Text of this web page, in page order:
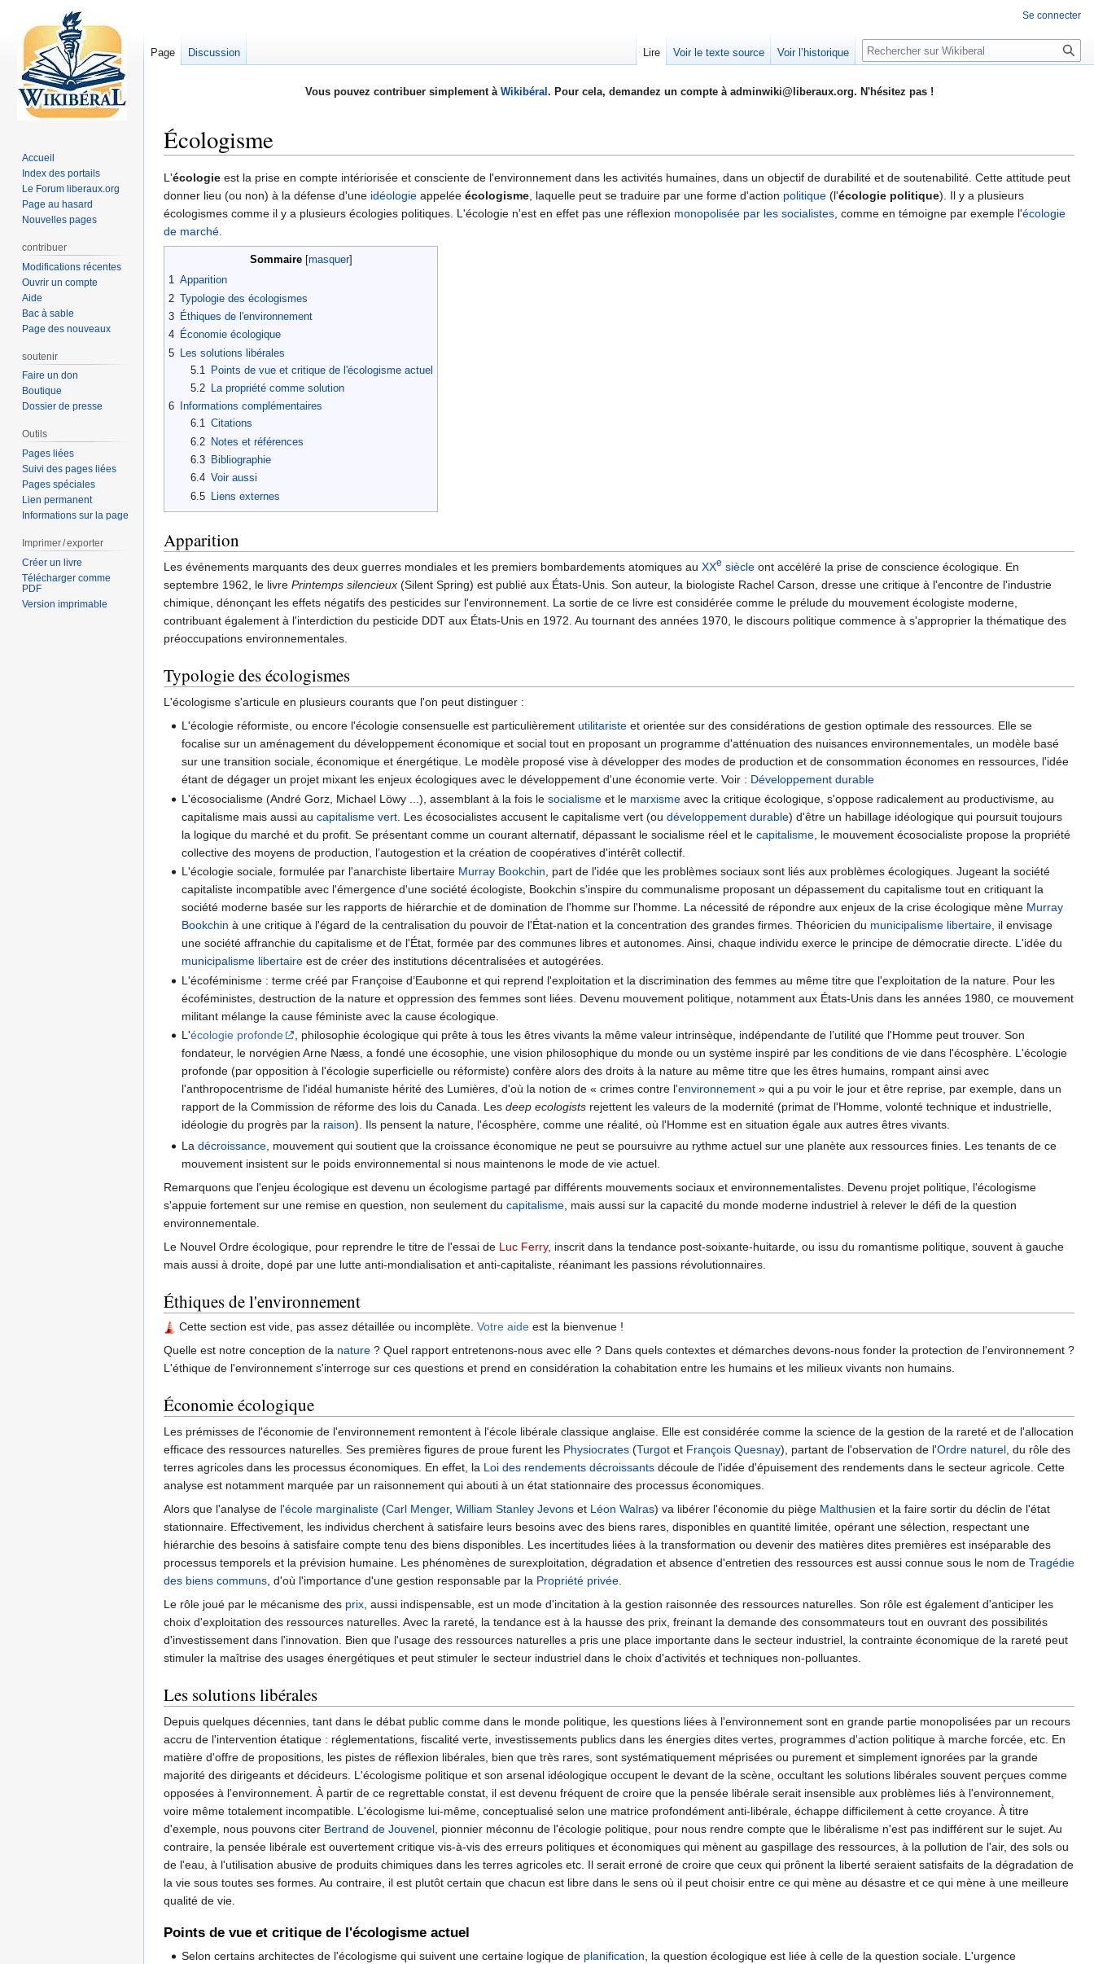
Vous pouvez contribuer simplement à Wikibéral . Pour cela, demandez un compte à adminwiki@liberaux.org. N'hésitez pas !
Écologisme
Aller
à
la
navigation
Aller
à
la
recherche
L'écologie est la prise en compte intériorisée et consciente de l'environnement dans les activités humaines, dans un objectif de durabilité et de soutenabilité. Cette attitude peut
donner lieu (ou non) à la défense d'une idéologie appelée écologisme, laquelle peut se traduire par une forme d'action politique (l'écologie politique). Il y a plusieurs
écologismes comme il y a plusieurs écologies politiques. L'écologie n'est en effet pas une réflexion monopolisée par les socialistes, comme en témoigne par exemple l'écologie
de marché.
Sommaire
1 Apparition
2 Typologie des écologismes
3 Éthiques de l'environnement
4 Économie écologique
5
Les solutions libérales
5.1
Points de vue et critique de l'écologisme actuel
5.2
La propriété comme solution
6
Informations complémentaires
6.1 Citations
6.2
Notes et références
6.3
Bibliographie
6.4 Voir aussi
6.5 Liens externes
Apparition
Les événements marquants des deux guerres mondiales et les premiers bombardements atomiques au XXe siècle ont accéléré la prise de conscience écologique. En
septembre 1962, le livre Printemps silencieux (Silent Spring) est publié aux États-Unis. Son auteur, la biologiste Rachel Carson, dresse une critique à l'encontre de l'industrie
chimique, dénonçant les effets négatifs des pesticides sur l'environnement. La sortie de ce livre est considérée comme le prélude du mouvement écologiste moderne,
contribuant également à l'interdiction du pesticide DDT aux États-Unis en 1972. Au tournant des années 1970, le discours politique commence à s'approprier la thématique des
préoccupations environnementales.
Typologie des écologismes
L'écologisme s'articule en plusieurs courants que l'on peut distinguer :
L'écologie réformiste, ou encore l'écologie consensuelle est particulièrementutilitariste et orientée sur des considérations de gestion optimale des ressources. Elle se
focalise sur un aménagement du développement économique et social tout en proposant un programme d'atténuation des nuisances environnementales, un modèle basé
sur une transition sociale, économique et énergétique. Le modèle proposé vise à développer des modes de production et de consommation économes en ressources, l'idée
étant de dégager un projet mixant les enjeux écologiques avec le développement d'une économie verte. Voir : Développement durable
L'écosocialisme (André Gorz, Michael Löwy ...), assemblant à la fois lesocialisme et le marxisme avec la critique écologique, s'oppose radicalement au productivisme, au
capitalisme mais aussi aucapitalisme vert . Les écosocialistes accusent le capitalisme vert (oudéveloppement durable) d'être un habillage idéologique qui poursuit toujours
la logique du marché et du profit. Se présentant comme un courant alternatif, dépassant le socialisme réel et lecapitalisme , le mouvement écosocialiste propose la propriété
collective des moyens de production, l’autogestion et la création de coopératives d'intérêt collectif.
L'écologie sociale, formulée par l'anarchiste libertaire Murray Bookchin, part de l'idée que les problèmes sociaux sont liés aux problèmes écologiques. Jugeant la société
capitaliste incompatible avec l'émergence d'une société écologiste, Bookchin s'inspire du communalisme proposant un dépassement du capitalisme tout en critiquant la
société moderne basée sur les rapports de hiérarchie et de domination de l'homme sur l'homme. La nécessité de répondre aux enjeux de la crise écologique mène Murray
Bookchin à une critique à l'égard de la centralisation du pouvoir de l'État-nation et la concentration des grandes firmes. Théoricien du municipalisme libertaire, il envisage
une société affranchie du capitalisme et de l'État, formée par des communes libres et autonomes. Ainsi, chaque individu exerce le principe de démocratie directe. L'idée du
municipalisme libertaire est de créer des institutions décentralisées et autogérées.
L'écoféminisme : terme créé par Françoise d’Eaubonne et qui reprend l'exploitation et la discrimination des femmes au même titre que l'exploitation de la nature. Pour les
écoféministes, destruction de la nature et oppression des femmes sont liées. Devenu mouvement politique, notamment aux États-Unis dans les années 1980, ce mouvement
militant mélange la cause féministe avec la cause écologique.
L'écologie profonde
, philosophie écologique qui prête à tous les êtres vivants la même valeur intrinsèque, indépendante de l’utilité que l'Homme peut trouver. Son
fondateur, le norvégien Arne Næss, a fondé une écosophie, une vision philosophique du monde ou un système inspiré par les conditions de vie dans l'écosphère. L'écologie
profonde (par opposition à l'écologie superficielle ou réformiste) confère alors des droits à la nature au même titre que les êtres humains, rompant ainsi avec
l'anthropocentrisme de l'idéal humaniste hérité des Lumières, d'où la notion de « crimes contre l'environnement » qui a pu voir le jour et être reprise, par exemple, dans un
rapport de la Commission de réforme des lois du Canada. Lesdeep ecologists rejettent les valeurs de la modernité (primat de l'Homme, volonté technique et industrielle,
idéologie du progrès par la raison). Ils pensent la nature, l'écosphère, comme une réalité, où l'Homme est en situation égale aux autres êtres vivants.
Ladécroissance, mouvement qui soutient que la croissance économique ne peut se poursuivre au rythme actuel sur une planète aux ressources finies. Les tenants de ce
mouvement insistent sur le poids environnemental si nous maintenons le mode de vie actuel.
Remarquons que l'enjeu écologique est devenu un écologisme partagé par différents mouvements sociaux et environnementalistes. Devenu projet politique, l'écologisme
s'appuie fortement sur une remise en question, non seulement du capitalisme, mais aussi sur la capacité du monde moderne industriel à relever le défi de la question
environnementale.
Le Nouvel Ordre écologique, pour reprendre le titre de l'essai de Luc Ferry, inscrit dans la tendance post-soixante-huitarde, ou issu du romantisme politique, souvent à gauche
mais aussi à droite, dopé par une lutte anti-mondialisation et anti-capitaliste, réanimant les passions révolutionnaires.
Éthiques de l'environnement
Cette section est vide, pas assez détaillée ou incomplète. Votre aide est la bienvenue !
Quelle est notre conception de la nature ? Quel rapport entretenons-nous avec elle ? Dans quels contextes et démarches devons-nous fonder la protection de l'environnement ?
L'éthique de l'environnement s'interroge sur ces questions et prend en considération la cohabitation entre les humains et les milieux vivants non humains.
Économie écologique
Les prémisses de l'économie de l'environnement remontent à l'école libérale classique anglaise. Elle est considérée comme la science de la gestion de la rareté et de l'allocation
efficace des ressources naturelles. Ses premières figures de proue furent les Physiocrates (Turgot et François Quesnay), partant de l'observation de l'Ordre naturel, du rôle des
terres agricoles dans les processus économiques. En effet, la Loi des rendements décroissants découle de l'idée d'épuisement des rendements dans le secteur agricole. Cette
analyse est notamment marquée par un raisonnement qui abouti à un état stationnaire des processus économiques.
Alors que l'analyse de l'école marginaliste (Carl Menger, William Stanley Jevons et Léon Walras) va libérer l'économie du piège Malthusien et la faire sortir du déclin de l'état
stationnaire. Effectivement, les individus cherchent à satisfaire leurs besoins avec des biens rares, disponibles en quantité limitée, opérant une sélection, respectant une
hiérarchie des besoins à satisfaire compte tenu des biens disponibles. Les incertitudes liées à la transformation ou devenir des matières dites premières est inséparable des
processus temporels et la prévision humaine. Les phénomènes de surexploitation, dégradation et absence d'entretien des ressources est aussi connue sous le nom de Tragédie
des biens communs, d'où l'importance d'une gestion responsable par la Propriété privée.
Le rôle joué par le mécanisme des prix, aussi indispensable, est un mode d'incitation à la gestion raisonnée des ressources naturelles. Son rôle est également d'anticiper les
choix d'exploitation des ressources naturelles. Avec la rareté, la tendance est à la hausse des prix, freinant la demande des consommateurs tout en ouvrant des possibilités
d'investissement dans l'innovation. Bien que l'usage des ressources naturelles a pris une place importante dans le secteur industriel, la contrainte économique de la rareté peut
stimuler la maîtrise des usages énergétiques et peut stimuler le secteur industriel dans le choix d'activités et techniques non-polluantes.
Les solutions libérales
Depuis quelques décennies, tant dans le débat public comme dans le monde politique, les questions liées à l'environnement sont en grande partie monopolisées par un recours
accru de l'intervention étatique : réglementations, fiscalité verte, investissements publics dans les énergies dites vertes, programmes d'action politique à marche forcée, etc. En
matière d'offre de propositions, les pistes de réflexion libérales, bien que très rares, sont systématiquement méprisées ou purement et simplement ignorées par la grande
majorité des dirigeants et décideurs. L'écologisme politique et son arsenal idéologique occupent le devant de la scène, occultant les solutions libérales souvent perçues comme
opposées à l'environnement. À partir de ce regrettable constat, il est devenu fréquent de croire que la pensée libérale serait insensible aux problèmes liés à l'environnement,
voire même totalement incompatible. L'écologisme lui-même, conceptualisé selon une matrice profondément anti-libérale, échappe difficilement à cette croyance. À titre
d'exemple, nous pouvons citer Bertrand de Jouvenel, pionnier méconnu de l'écologie politique, pour nous rendre compte que le libéralisme n'est pas indifférent sur le sujet. Au
contraire, la pensée libérale est ouvertement critique vis-à-vis des erreurs politiques et économiques qui mènent au gaspillage des ressources, à la pollution de l'air, des sols ou
de l'eau, à l'utilisation abusive de produits chimiques dans les terres agricoles etc. Il serait erroné de croire que ceux qui prônent la liberté seraient satisfaits de la dégradation de
la vie sous toutes ses formes. Au contraire, il est plutôt certain que chacun est libre dans le sens où il peut choisir entre ce qui mène au désastre et ce qui mène à une meilleure
qualité de vie.
Points de vue et critique de l'écologisme actuel
Selon certains architectes de l'écologisme qui suivent une certaine logique de planification , la question écologique est liée à celle de la question sociale. L'urgence
Se connecter
Page Discussion Lire Voir le texte source Voir l’historique Rechercher
Accueil
Index des portails
Le Forum liberaux.org
Page au hasard
Nouvelles pages
contribuer
Modifications récentes
Ouvrir un compte
Aide
Bac à sable
Page des nouveaux
soutenir
Faire un don
Boutique
Dossier de presse
Outils
Pages liées
Suivi des pages liées
Pages spéciales
Lien permanent
Informations sur la page
Imprimer / exporter
Créer un livre
Télécharger comme
PDF
Version imprimable